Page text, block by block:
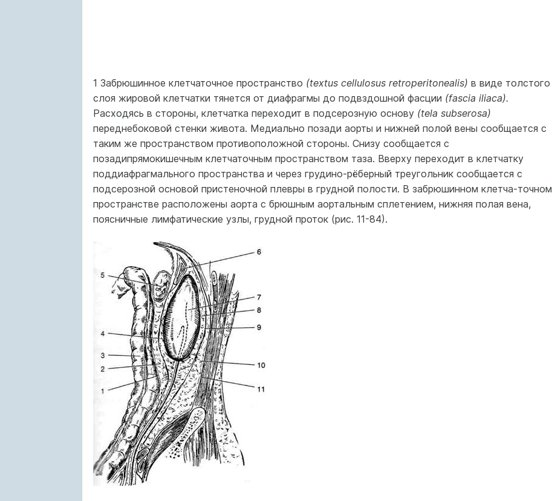
1 Забрюшинное клетчаточное пространство (textus cellulosus retroperitonealis) в виде тол­стого
слоя жировой клетчатки тянется от диафрагмы до подвздошной фасции (fascia iliаса).
Расходясь в стороны, клетчатка пе­реходит в подсерозную основу (tela subserosa)
переднебоковой стенки живота. Медиально позади аорты и нижней полой вены сооб­щается с
таким же пространством проти­воположной стороны. Снизу сообщается с
позадипрямокишечным клетчаточным про­странством таза. Вверху переходит в клетчатку
поддиафрагмального пространства и через грудино-рёберный треугольник сообщается с
подсерозной основой пристеночной плевры в грудной полости. В забрюшинном клетча-точном
пространстве расположены аорта с брюшным аортальным сплетением, нижняя полая вена,
поясничные лимфатические узлы, грудной проток (рис. 11-84).